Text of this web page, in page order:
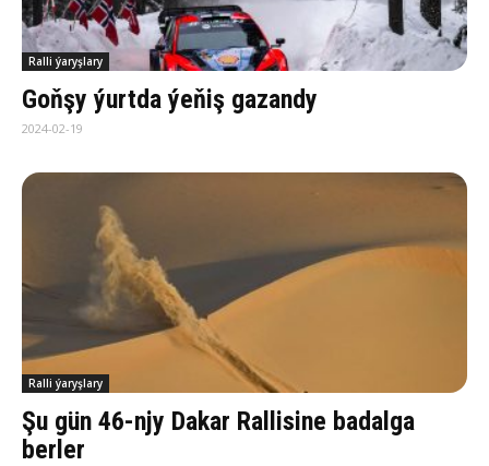
Ralli ýaryşlary
Goňşy ýurtda ýeňiş gazandy
2024-02-19
Ralli ýaryşlary
Şu gün 46-njy Dakar Rallisine badalga
berler